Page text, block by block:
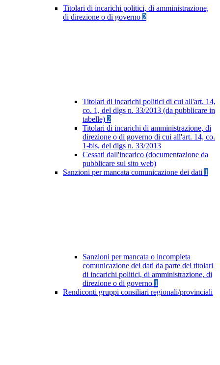
Titolari di incarichi politici, di amministrazione,
di direzione o di governo 2
Titolari di incarichi politici di cui all'art. 14,
co. 1, del dlgs n. 33/2013 (da pubblicare in
tabelle) 2
Titolari di incarichi di amministrazione, di
direzione o di governo di cui all'art. 14, co.
1-bis, del dlgs n. 33/2013
Cessati dall'incarico (documentazione da
pubblicare sul sito web)
Sanzioni per mancata comunicazione dei dati 1
Sanzioni per mancata o incompleta
comunicazione dei dati da parte dei titolari
di incarichi politici, di amministrazione, di
direzione o di governo 1
Rendiconti gruppi consiliari regionali/provinciali